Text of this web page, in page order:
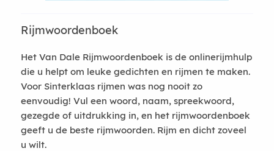
Rijmwoordenboek
Het Van Dale Rijmwoordenboek is de onlinerijmhulp
die u helpt om leuke gedichten en rijmen te maken.
Voor Sinterklaas rijmen was nog nooit zo
eenvoudig! Vul een woord, naam, spreekwoord,
gezegde of uitdrukking in, en het rijmwoordenboek
geeft u de beste rijmwoorden. Rijm en dicht zoveel
u wilt.